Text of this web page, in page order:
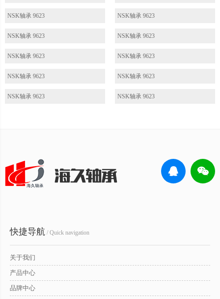
NSK轴承 9623 NSK轴承 9623
NSK轴承 9623 NSK轴承 9623
NSK轴承 9623 NSK轴承 9623
NSK轴承 9623 NSK轴承 9623
NSK轴承 9623 NSK轴承 9623
快捷导航 / Quick navigation
关于我们
产品中心
品牌中心